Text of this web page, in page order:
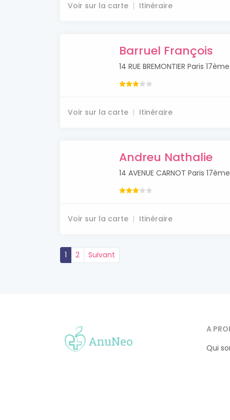
Voir sur la carte Itinéraire
Barruel François
14 RUE BREMONTIER Paris 17ème
Voir sur la carte Itinéraire
Andreu Nathalie
14 AVENUE CARNOT Paris 17ème
Voir sur la carte Itinéraire
1 2 Suivant
A
Qui